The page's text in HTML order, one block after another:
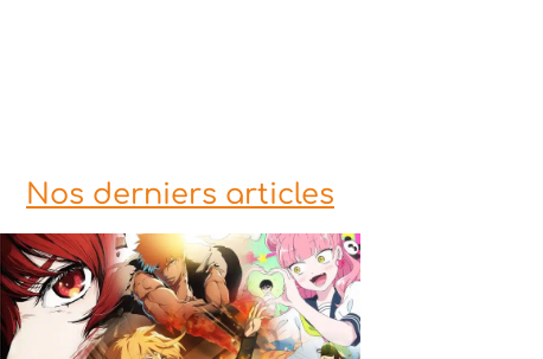
Nos derniers articles